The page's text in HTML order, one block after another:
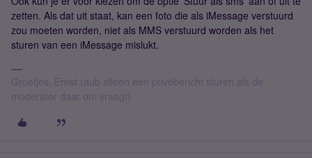
zetten. Als dat uit staat, kan een foto die als iMessage verstuurd
zou moeten worden, niet als MMS verstuurd worden als het
sturen van een iMessage mislukt.
Groetjes, Ernst (aub alleen een privébericht sturen als de
moderator daar om vraagt)